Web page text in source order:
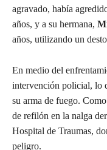
agravado, había
años, y a su hermana,
años, utilizando un
En medio del
intervención policial, lo
su arma de fuego.
de refilón en la nalga
Hospital de Traumas,
peligro.